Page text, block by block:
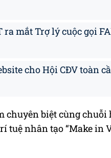
mắt Trợ lý cuộc gọi
cho Hội CĐV toàn
biệt cùng chuỗi
nhân tạo “Make in